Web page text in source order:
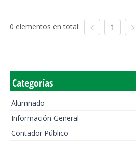
0 elementos en total: 1
Categorías
Alumnado
Información General
Contador Público